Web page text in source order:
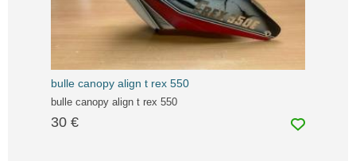
bulle canopy align t rex 550
bulle canopy align t rex 550
30 €